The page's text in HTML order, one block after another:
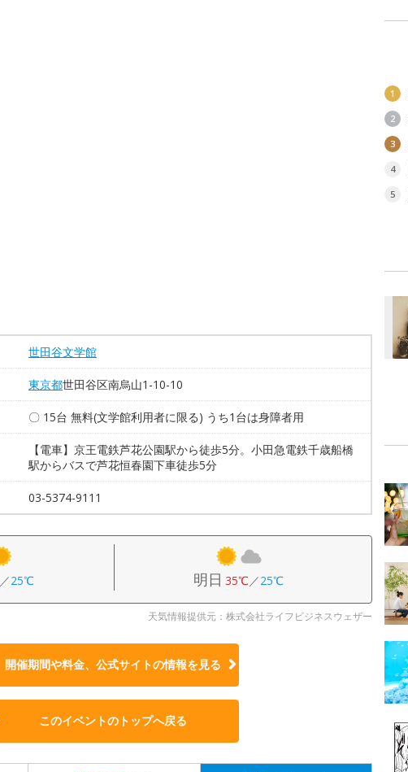
世田谷文学館
東京都世田谷区南烏山1-10-10
〇 15台 無料(文学館利用者に限る) うち1台は身障者用
【電車】京王電鉄芦花公園駅から徒歩5分。小田急電鉄千歳船橋
駅からバスで芦花恒春園下車徒歩5分
03-5374-9111
／25℃ 明日 35℃／25℃
天気情報提供元：株式会社ライフビジネスウェザー
開催期間や料金、公式サイトの情報を見る
このイベントのトップへ戻る
1
2
3
4
5